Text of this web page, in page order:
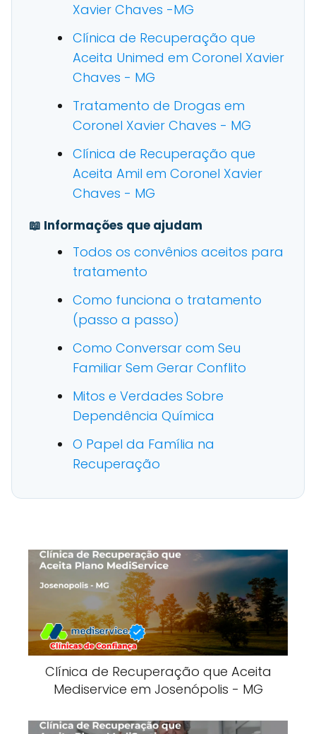
Xavier Chaves -MG
Clínica de Recuperação que
Aceita Unimed em Coronel Xavier
Chaves - MG
Tratamento de Drogas em
Coronel Xavier Chaves - MG
Clínica de Recuperação que
Aceita Amil em Coronel Xavier
Chaves - MG
📖 Informações que ajudam
Todos os convênios aceitos para
tratamento
Como funciona o tratamento
(passo a passo)
Como Conversar com Seu
Familiar Sem Gerar Conflito
Mitos e Verdades Sobre
Dependência Química
O Papel da Família na
Recuperação
Clínica de Recuperação que Aceita
Mediservice em Josenópolis - MG